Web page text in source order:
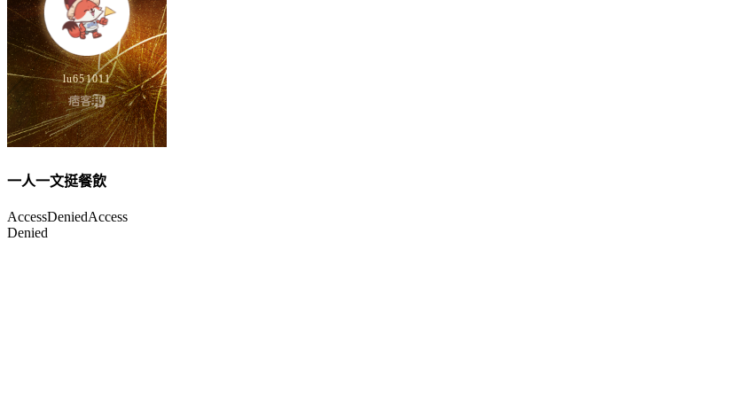
一人一文挺餐飲